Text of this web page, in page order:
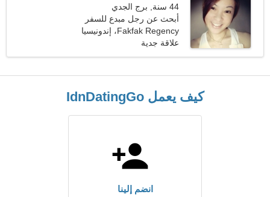
44 سنة, برج الجدي
أبحث عن رجل مبدع للسفر
معا
Fakfak Regency، إندونيسيا
علاقة جدية
كيف يعمل IdnDatingGo
انضم إلينا